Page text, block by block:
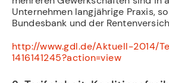
Unternehmen langjährige Praxis,
Bundesbank und der
http://www.gdl.de/Aktuell-2014/
1416141245?action=view